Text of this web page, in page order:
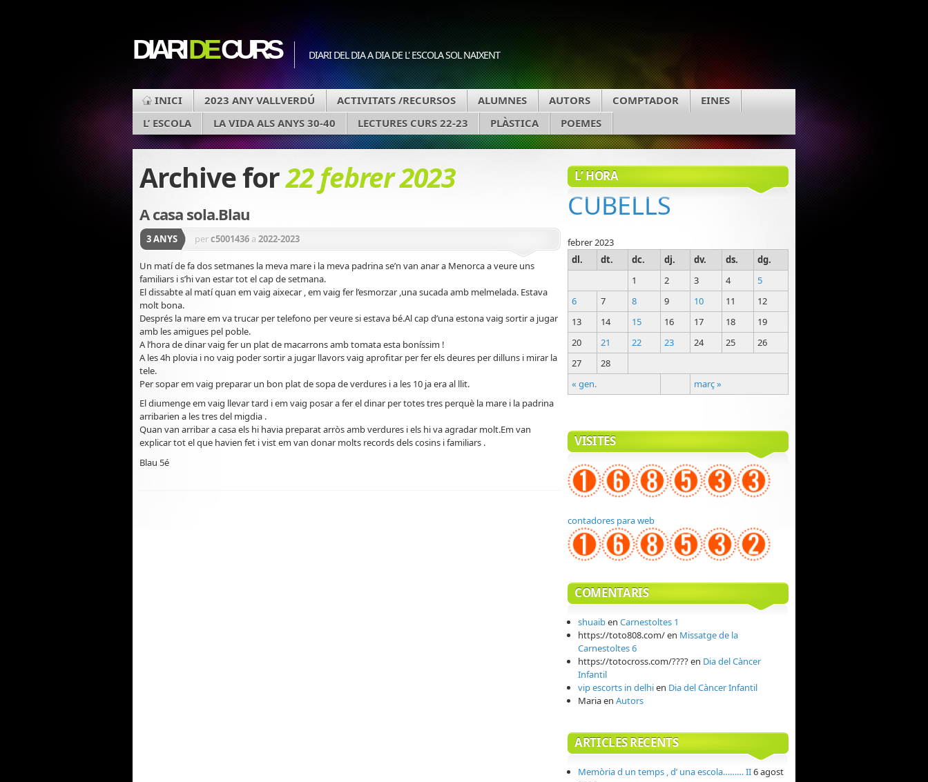
DIARIDECURS DIARI DEL DIA A DIA DE L' ESCOLA SOL NAIXENT
INICI 2023 ANY VALLVERDÚ ACTIVITATS /RECURSOS ALUMNES AUTORS COMPTADOR
EINES
L’ ESCOLA
LA VIDA ALS ANYS 30-40 LECTURES CURS 22-23 PLÀSTICA POEMES
Archive for22 febrer 2023
A casa sola.Blau
3 ANYS perc5001436 a 2022-2023
Un matí de fa dos setmanes la meva mare i la meva padrina se’n van anar a Menorca a veure uns
familiars i s’hi van estar tot el cap de setmana.
El dissabte al matí quan em vaig aixecar , em vaig fer l’esmorzar ,una sucada amb melmelada. Estava
molt bona.
Després la mare em va trucar per telefono per veure si estava bé.Al cap d’una estona vaig sortir a jugar
amb les amigues pel poble.
A l’hora de dinar vaig fer un plat de macarrons amb tomata esta boníssim !
A les 4h plovia i no vaig poder sortir a jugar llavors vaig aprofitar per fer els deures per dilluns i mirar la
tele.
Per sopar em vaig preparar un bon plat de sopa de verdures i a les 10 ja era al llit.
El diumenge em vaig llevar tard i em vaig posar a fer el dinar per totes tres perquè la mare i la padrina
arribarien a les tres del migdia .
Quan van arribar a casa els hi havia preparat arròs amb verdures i els hi va agradar molt.Em van
explicar tot el que havien fet i vist em van donar molts records dels cosins i familiars .
Blau 5é
L’ HORA
CUBELLS
febrer 2023
dl.
dt. dc. dj. dv. ds. dg.
« gen. març »
1 2 3 4
5
6
7 8 9 10 11
12
13
14 15 16 17 18
19
20
21 22 23 24 25
26
27
28
VISITES
contadores para web
COMENTARIS
shuaiben Carnestoltes 1
https://toto808.com/en Missatge de la
Carnestoltes 6
https://totocross.com/????en Dia del Càncer
Infantil
vip escorts in delhien Dia del Càncer Infantil
Mariaen Autors
ARTICLES RECENTS
Memòria d un temps , d’ una escola……… II6 agost